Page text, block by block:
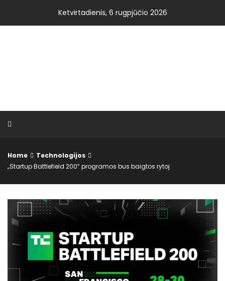
content
Ketvirtadienis, 6 rugpjūčio 2026
Home
Technologijos
„Startup Battlefield 200“ programos bus baigtos rytoj